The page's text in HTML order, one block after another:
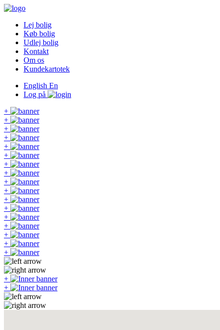
Lej bolig
Køb bolig
Udlej bolig
Kontakt
Om os
Kundekartotek
English En
Log på
+
+
+
+
+
+
+
+
+
+
+
+
+
+
+
+
+
+
+